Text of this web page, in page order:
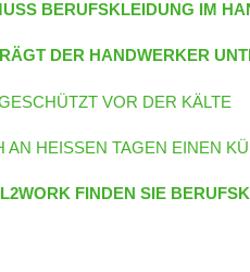
BERUFSKLEIDUNG IM
DER HANDWERKER
VOR DER KÄLTE
AN HEISSEN TAGEN EINEN
FINDEN SIE